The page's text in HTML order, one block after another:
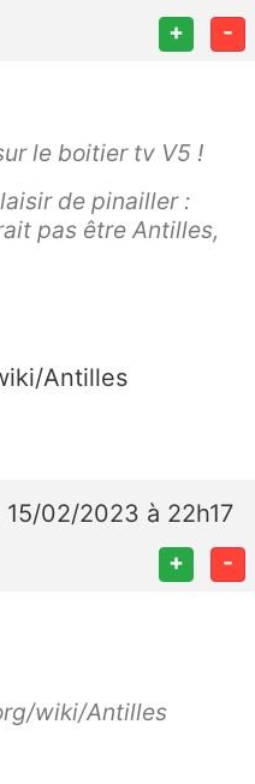
+ -
le boitier tv V5 !
de pinailler :
pas être Antilles,
Antilles
15/02/2023 à 22h17
+ -
wiki/Antilles